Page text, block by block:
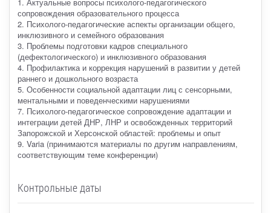
сопровождения образовательного процесса
2. Психолого-педагогические аспекты организации общего,
инклюзивного и семейного образования
3. Проблемы подготовки кадров специального
(дефектологического) и инклюзивного образования
4. Профилактика и коррекция нарушений в развитии у детей
раннего и дошкольного возраста
5. Особенности социальной адаптации лиц с сенсорными,
ментальными и поведенческими нарушениями
7. Психолого-педагогическое сопровождение адаптации и
интеграции детей ДНР, ЛНР и освобожденных территорий
Запорожской и Херсонской областей: проблемы и опыт
9. Varia (принимаются материалы по другим направлениям,
соответствующим теме конференции)
Контрольные даты